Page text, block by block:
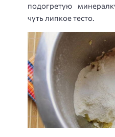
подогретую
чуть липкое тесто.